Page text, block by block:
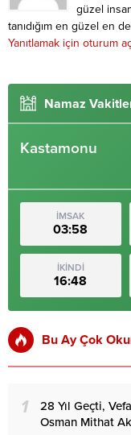
güzel
tanıdığım en güzel en
Yanıtlamak için oturum
Namaz
Kastamonu
İMSAK
03:58
İKİNDİ
16:48
Bu Ay Çok
1
28 Yıl Geçti,
Osman Mithat